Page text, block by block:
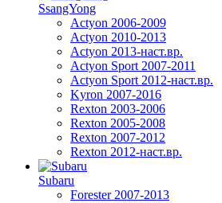
SsangYong
Actyon 2006-2009
Actyon 2010-2013
Actyon 2013-наст.вр.
Actyon Sport 2007-2011
Actyon Sport 2012-наст.вр.
Kyron 2007-2016
Rexton 2003-2006
Rexton 2005-2008
Rexton 2007-2012
Rexton 2012-наст.вр.
Subaru
Forester 2007-2013